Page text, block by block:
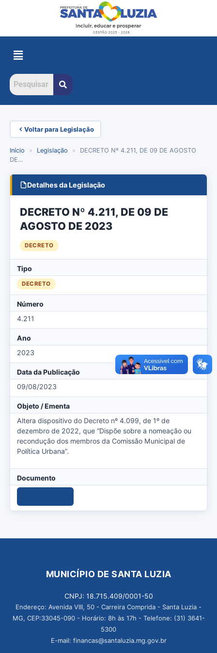
Voltar para Legislação
Início » Legislação »
DECRETO Nº 4.211, DE 09 DE AGOSTO
DE…
Detalhes da Legislação
DECRETO Nº 4.211, DE 09 DE
AGOSTO DE 2023
DECRETO
Tipo
DECRETO
Número
4.211
Ano
2023
Data da Publicação
09/08/2023
Objeto / Ementa
Altera dispositivo do Decreto nº 4.099, de 1º de
dezembro de 2022, que “Dispõe sobre a nomeação ou
recondução dos membros da Comissão Municipal de
Política Urbana”.
Documento
MUNICÍPIO DE SANTA LUZIA
CNPJ: 18.715.409/0001-50
Endereço: Avenida VIII, 50 - Carreira Comprida - Santa Luzia -
MG, CEP:33045-090 - Horário: 8h às 17h - Telefone: (31) 3641-
5300
E-mail: financas@santaluzia.mg.gov.br